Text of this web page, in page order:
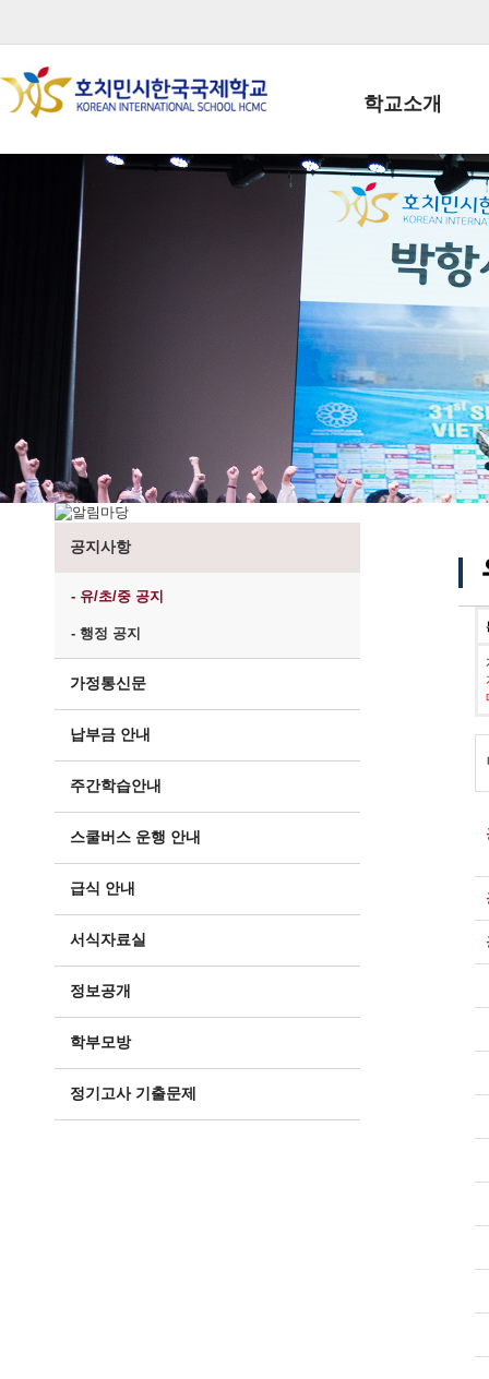
학교소개
학교장인사말
학생회장인사말
학교상징
학교 CI
교직원현황
학생현황
위치/전화
전경사진
공지사항
- 유/초/중 공지
- 행정 공지
가정통신문
납부금 안내
주간학습안내
스쿨버스 운행 안내
급식 안내
서식자료실
정보공개
학부모방
정기고사 기출문제